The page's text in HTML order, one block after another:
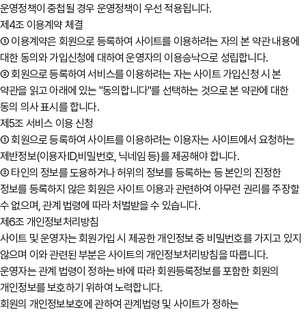
운영정책이 중첩될 경우 운영정책이 우선 적용됩니다.
제4조 이용계약 체결
① 이용계약은 회원으로 등록하여 사이트를 이용하려는 자의 본 약관 내용에
대한 동의와 가입신청에 대하여 운영자의 이용승낙으로 성립합니다.
② 회원으로 등록하여 서비스를 이용하려는 자는 사이트 가입신청 시 본
약관을 읽고 아래에 있는 "동의합니다"를 선택하는 것으로 본 약관에 대한
동의 의사 표시를 합니다.
제5조 서비스 이용 신청
① 회원으로 등록하여 사이트를 이용하려는 이용자는 사이트에서 요청하는
제반정보(이용자ID,비밀번호, 닉네임 등)를 제공해야 합니다.
② 타인의 정보를 도용하거나 허위의 정보를 등록하는 등 본인의 진정한
정보를 등록하지 않은 회원은 사이트 이용과 관련하여 아무런 권리를 주장할
수 없으며, 관계 법령에 따라 처벌받을 수 있습니다.
제6조 개인정보처리방침
사이트 및 운영자는 회원가입 시 제공한 개인정보 중 비밀번호를 가지고 있지
않으며 이와 관련된 부분은 사이트의 개인정보처리방침을 따릅니다.
운영자는 관계 법령이 정하는 바에 따라 회원등록정보를 포함한 회원의
개인정보를 보호하기 위하여 노력합니다.
회원의 개인정보보호에 관하여 관계법령 및 사이트가 정하는